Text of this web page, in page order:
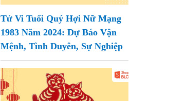
Tử Vi Tuổi Quý Hợi Nữ Mạng
1983 Năm 2024: Dự Báo Vận
Mệnh, Tình Duyên, Sự Nghiệp